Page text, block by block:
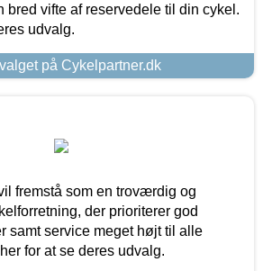
bred vifte af reservedele til din cykel.
udvalg.
på Cykelpartner.dk
fremstå som en troværdig og
der prioriterer god
samt service meget højt til alle
for at se deres udvalg.